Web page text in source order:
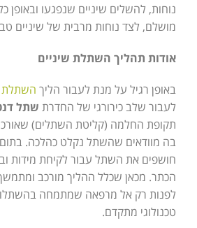
נוחות, להשלים שיניים שנפגעו ובאופן
מושלם, לצד נוחות מרבית של שיניים
אודות תהליך השתלת שיניים
באופן רגיל על מנת לעבור הליך השתלת
לעבור שלב כירורגי של החדרת שתל
בה מוודאים שהשתל נקלט כהלכה.
חושפים את השתל עבור לקיחת מידות
הכתר. מכאן שכלל ההליך מורכב
לפנות רק אל מרפאה שמתמחה
טכנולוגי מתקדם.